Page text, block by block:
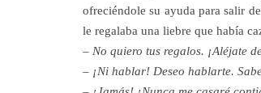
ofreciéndole su ayuda para salir
le regalaba una liebre que había
– No quiero tus regalos. ¡Aléjate
– ¡Ni hablar! Deseo hablarte.